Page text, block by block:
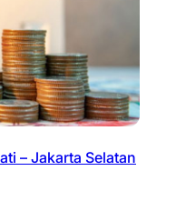
– Jakarta Selatan